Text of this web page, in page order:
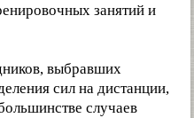
занятий и
выбравших
сил на дистанции,
случаев